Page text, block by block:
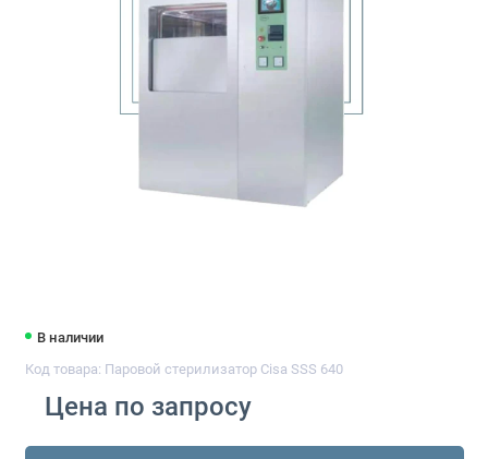
В наличии
Код товара: Паровой стерилизатор Cisa SSS 640
Цена по запросу